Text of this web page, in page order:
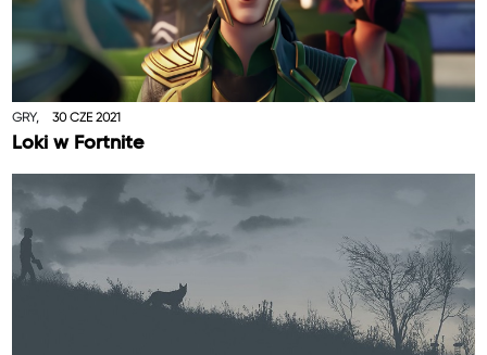
GRY, 30 CZE 2021
Loki w Fortnite